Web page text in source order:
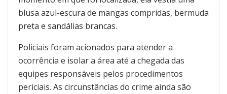
blusa azul-escura de mangas compridas, bermuda
preta e sandálias brancas.
Policiais foram acionados para atender a
ocorrência e isolar a área até a chegada das
equipes responsáveis pelos procedimentos
periciais. As circunstâncias do crime ainda são